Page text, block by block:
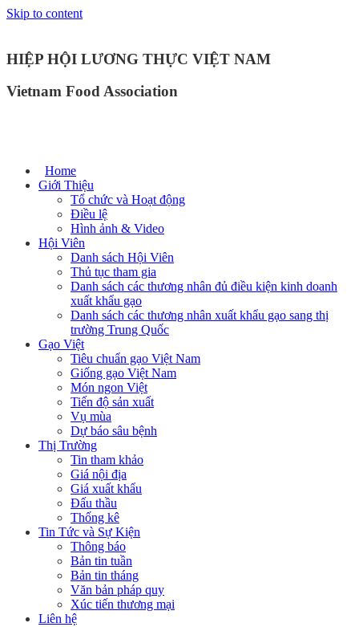
Skip to content
HIỆP HỘI LƯƠNG THỰC VIỆT NAM
Vietnam Food Association
Home
Giới Thiệu
Tổ chức và Hoạt động
Điều lệ
Hình ảnh & Video
Hội Viên
Danh sách Hội Viên
Thủ tục tham gia
Danh sách các thương nhân đủ điều kiện kinh doanh
xuất khẩu gạo
Danh sách các thương nhân xuất khẩu gạo sang thị
trường Trung Quốc
Gạo Việt
Tiêu chuẩn gạo Việt Nam
Giống gạo Việt Nam
Món ngon Việt
Tiến độ sản xuất
Vụ mùa
Dự báo sâu bệnh
Thị Trường
Tin tham khảo
Giá nội địa
Giá xuất khẩu
Đấu thầu
Thống kê
Tin Tức và Sự Kiện
Thông báo
Bản tin tuần
Bản tin tháng
Văn bản pháp quy
Xúc tiến thương mại
Liên hệ